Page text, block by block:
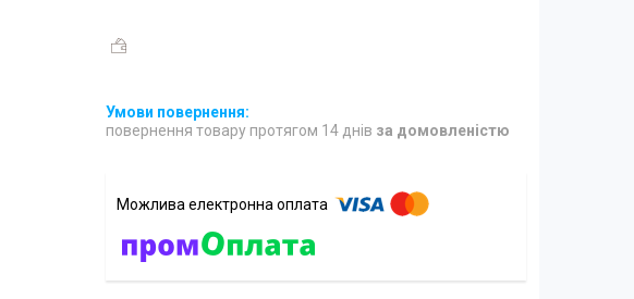
повернення товару протягом 14 днів за домовленістю